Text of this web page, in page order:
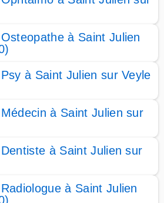
à Saint Julien
à Saint Julien sur Veyle
à Saint Julien sur
à Saint Julien sur
à Saint Julien